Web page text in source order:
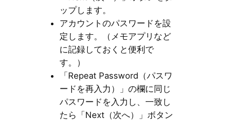
ップします。
アカウントのパスワードを設
定します。（メモアプリなど
に記録しておくと便利で
す。）
「Repeat Password（パスワ
ードを再入力）」の欄に同じ
パスワードを入力し、一致し
たら「Next（次へ）」ボタン